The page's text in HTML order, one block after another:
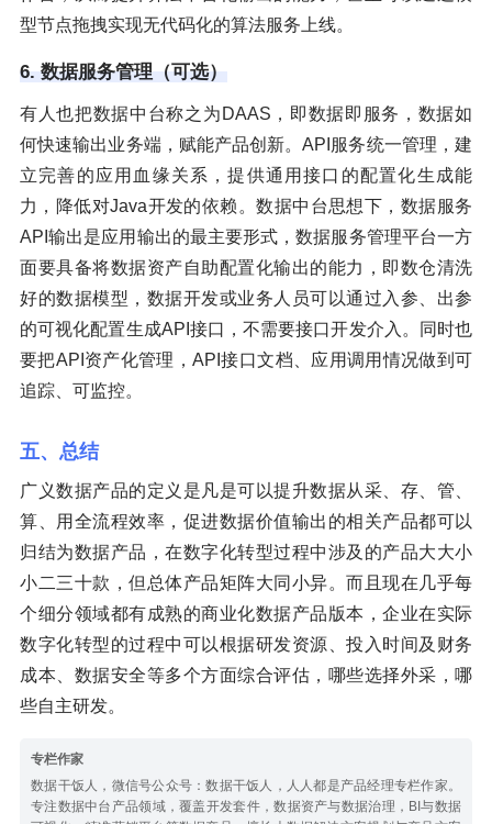
型节点拖拽实现无代码化的算法服务上线。
6. 数据服务管理（可选）
有人也把数据中台称之为DAAS，即数据即服务，数据如
何快速输出业务端，赋能产品创新。API服务统一管理，建
立完善的应用血缘关系，提供通用接口的配置化生成能
力，降低对Java开发的依赖。数据中台思想下，数据服务
API输出是应用输出的最主要形式，数据服务管理平台一方
面要具备将数据资产自助配置化输出的能力，即数仓清洗
好的数据模型，数据开发或业务人员可以通过入参、出参
的可视化配置生成API接口，不需要接口开发介入。同时也
要把API资产化管理，API接口文档、应用调用情况做到可
追踪、可监控。
五、总结
广义数据产品的定义是凡是可以提升数据从采、存、管、
算、用全流程效率，促进数据价值输出的相关产品都可以
归结为数据产品，在数字化转型过程中涉及的产品大大小
小二三十款，但总体产品矩阵大同小异。而且现在几乎每
个细分领域都有成熟的商业化数据产品版本，企业在实际
数字化转型的过程中可以根据研发资源、投入时间及财务
成本、数据安全等多个方面综合评估，哪些选择外采，哪
些自主研发。
专栏作家
数据干饭人，微信号公众号：数据干饭人，人人都是产品经理专栏作家。
专注数据中台产品领域，覆盖开发套件，数据资产与数据治理，BI与数据